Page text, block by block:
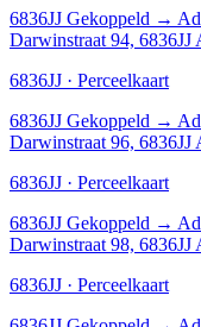
6836JJ Gekoppeld →
Darwinstraat 94, 6836JJ
6836JJ · Perceelkaart
6836JJ Gekoppeld →
Darwinstraat 96, 6836JJ
6836JJ · Perceelkaart
6836JJ Gekoppeld →
Darwinstraat 98, 6836JJ
6836JJ · Perceelkaart